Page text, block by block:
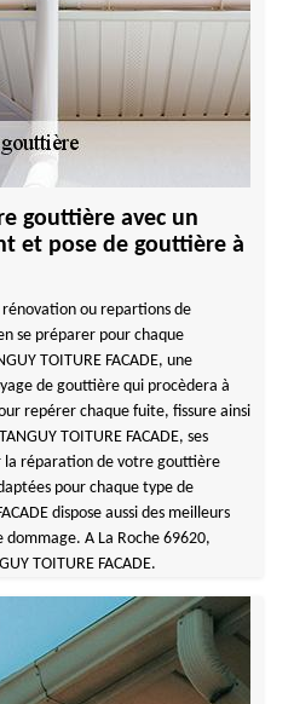
gouttière avec un
et pose de gouttière à
ou repartions de
se préparer pour chaque
TOITURE FACADE, une
de gouttière qui procèdera à
repérer chaque fuite, fissure ainsi
TOITURE FACADE, ses
la réparation de votre gouttière
pour chaque type de
dispose aussi des meilleurs
A La Roche 69620,
TOITURE FACADE.